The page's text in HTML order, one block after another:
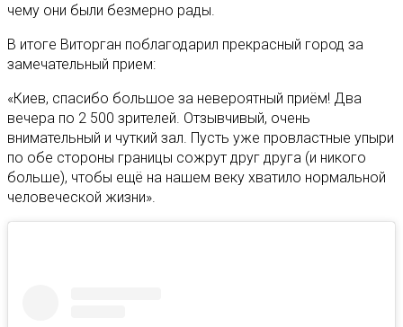
чему они были безмерно рады.
В итоге Виторган поблагодарил прекрасный город за
замечательный прием:
«Киев, спасибо большое за невероятный приём! Два
вечера по 2 500 зрителей. Отзывчивый, очень
внимательный и чуткий зал. Пусть уже провластные упыри
по обе стороны границы сожрут друг друга (и никого
больше), чтобы ещё на нашем веку хватило нормальной
человеческой жизни».